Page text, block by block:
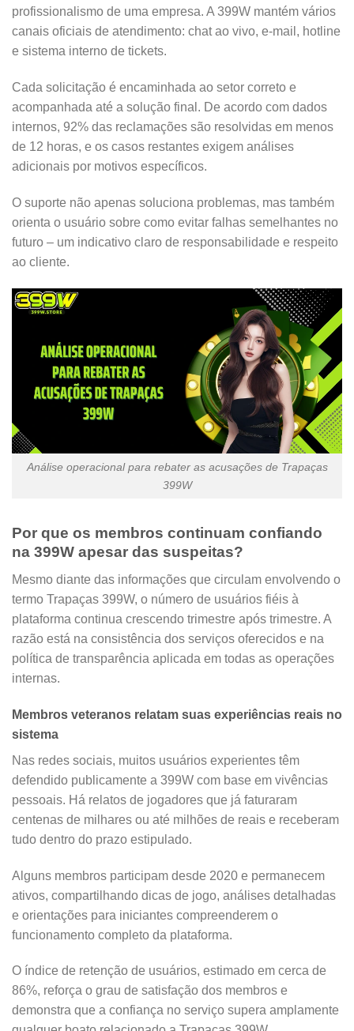
profissionalismo de uma empresa. A 399W mantém vários
canais oficiais de atendimento: chat ao vivo, e-mail, hotline
e sistema interno de tickets.
Cada solicitação é encaminhada ao setor correto e
acompanhada até a solução final. De acordo com dados
internos, 92% das reclamações são resolvidas em menos
de 12 horas, e os casos restantes exigem análises
adicionais por motivos específicos.
O suporte não apenas soluciona problemas, mas também
orienta o usuário sobre como evitar falhas semelhantes no
futuro – um indicativo claro de responsabilidade e respeito
ao cliente.
Análise operacional para rebater as acusações de Trapaças
399W
Por que os membros continuam confiando
na 399W apesar das suspeitas?
Mesmo diante das informações que circulam envolvendo o
termo Trapaças 399W, o número de usuários fiéis à
plataforma continua crescendo trimestre após trimestre. A
razão está na consistência dos serviços oferecidos e na
política de transparência aplicada em todas as operações
internas.
Membros veteranos relatam suas experiências reais no
sistema
Nas redes sociais, muitos usuários experientes têm
defendido publicamente a 399W com base em vivências
pessoais. Há relatos de jogadores que já faturaram
centenas de milhares ou até milhões de reais e receberam
tudo dentro do prazo estipulado.
Alguns membros participam desde 2020 e permanecem
ativos, compartilhando dicas de jogo, análises detalhadas
e orientações para iniciantes compreenderem o
funcionamento completo da plataforma.
O índice de retenção de usuários, estimado em cerca de
86%, reforça o grau de satisfação dos membros e
demonstra que a confiança no serviço supera amplamente